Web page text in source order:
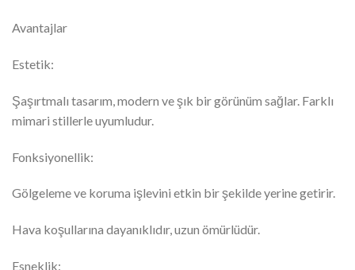
Avantajlar
Estetik:
Şaşırtmalı tasarım, modern ve şık bir görünüm sağlar. Farklı
mimari stillerle uyumludur.
Fonksiyonellik:
Gölgeleme ve koruma işlevini etkin bir şekilde yerine getirir.
Hava koşullarına dayanıklıdır, uzun ömürlüdür.
Esneklik: